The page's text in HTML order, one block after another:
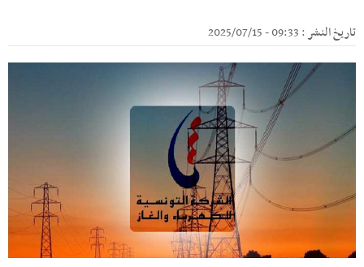
تاريخ النشر : 09:33 - 2025/07/15